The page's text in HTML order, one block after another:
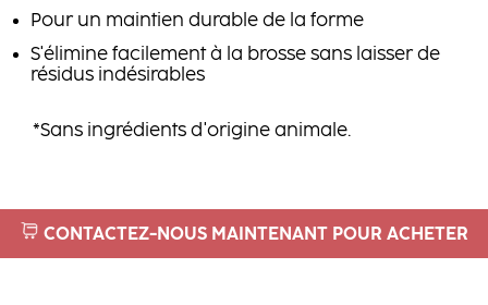
Pour un maintien durable de la forme
S'élimine facilement à la brosse sans laisser de
résidus indésirables
*Sans ingrédients d'origine animale.
CONTACTEZ-NOUS MAINTENANT POUR ACHETER